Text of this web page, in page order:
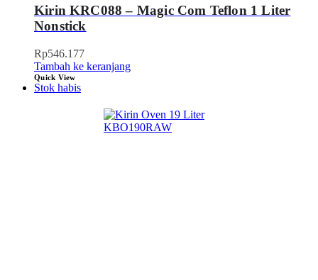
Kirin KRC088 – Magic Com Teflon 1 Liter
Nonstick
Rp546.177
Tambah ke keranjang
Quick View
Stok habis